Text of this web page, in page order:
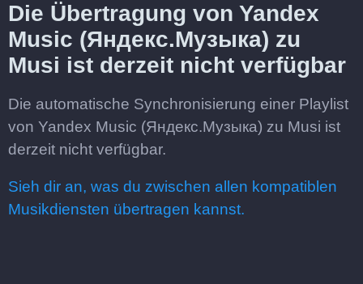
Die Übertragung von Yandex
Music (Яндекс.Музыка) zu
Musi ist derzeit nicht verfügbar
Die automatische Synchronisierung einer Playlist
von Yandex Music (Яндекс.Музыка) zu Musi ist
derzeit nicht verfügbar.
Sieh dir an, was du zwischen allen kompatiblen
Musikdiensten übertragen kannst.